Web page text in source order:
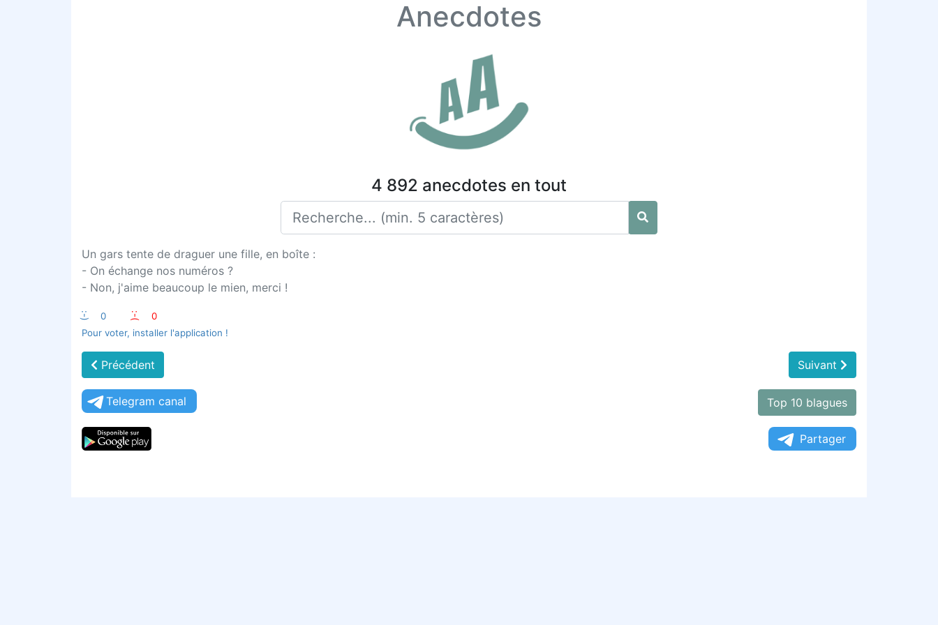
Anecdotes
4 892 anecdotes en tout
Un gars tente de draguer une fille, en boîte :
- On échange nos numéros ?
- Non, j'aime beaucoup le mien, merci !
:-) 0 :-(
0
Pour voter, installer l'application !
Précédent Suivant
Telegram canal Top 10 blagues
Partager